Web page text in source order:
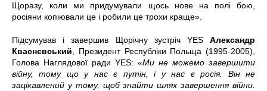
Щоразу, коли ми придумували щось нове на полі бою,
росіяни копіювали це і робили це трохи краще».
Підсумував і завершив Щорічну зустріч YES Александр
Кваснєвський , Президент Республіки Польща (1995-2005),
Голова Наглядової ради YES: «Ми не можемо завершити
війну, тому що у нас є путін, і у нас є росія. Він не
зацікавлений у тому, щоб знайти шлях завершення війни.